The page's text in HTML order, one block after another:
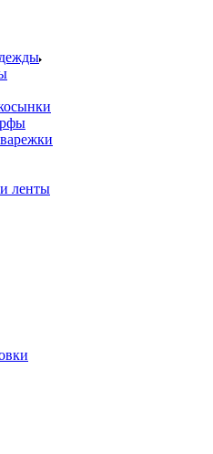
ленты